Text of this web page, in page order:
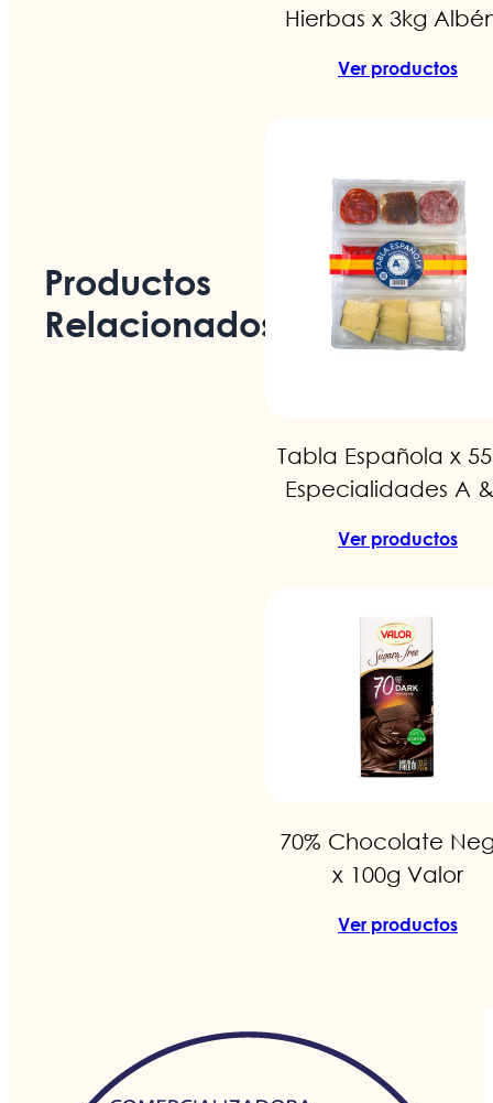
Productos
Relacionados
Hierbas x 3kg
Ver productos
Tabla Española x
Especialidades A
Ver productos
70% Chocolate
x 100g Valor
Ver productos